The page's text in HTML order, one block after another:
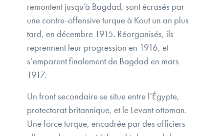
remontent jusqu’à Bagdad, sont écrasés par
une contre-offensive turque à Kout un an plus
tard, en décembre 1915. Réorganisés, ils
reprennent leur progression en 1916, et
s’emparent finalement de Bagdad en mars
1917.
Un front secondaire se situe entre l’Égypte,
protectorat britannique, et le Levant ottoman.
Une force turque, encadrée par des officiers